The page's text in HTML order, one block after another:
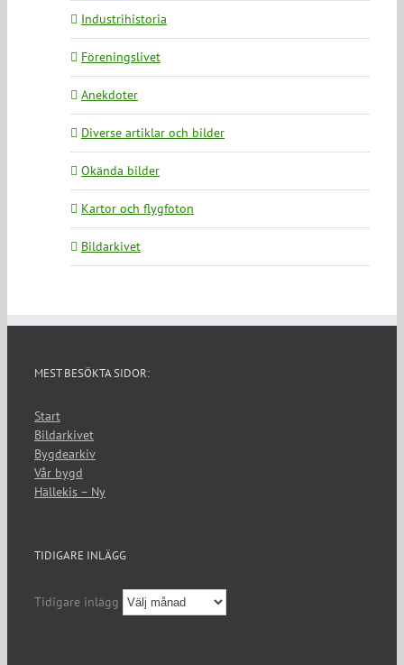
Industrihistoria
Föreningslivet
Anekdoter
Diverse artiklar och bilder
Okända bilder
Kartor och flygfoton
Bildarkivet
MEST BESÖKTA SIDOR:
Start
Bildarkivet
Bygdearkiv
Vår bygd
Hällekis – Ny
TIDIGARE INLÄGG
Tidigare inlägg